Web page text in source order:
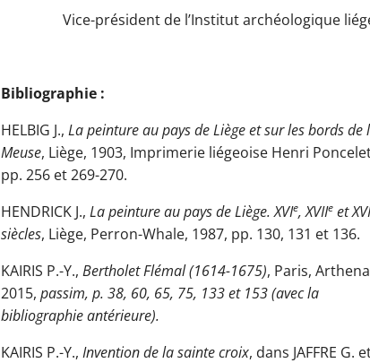
Vice-président de l’Institut archéologique
Bibliographie :
HELBIG J., La peinture au pays de Liège et sur les bords de
Meuse, Liège, 1903, Imprimerie liégeoise Henri
pp. 256 et 269-270.
HENDRICK J., La peinture au pays de Liège. XVIe, XVIIe et
siècles, Liège, Perron-Whale, 1987, pp. 130, 131 et 136.
KAIRIS P.-Y., Bertholet Flémal (1614-1675), Paris,
2015, passim, p. 38, 60, 65, 75, 133 et 153 (avec la
bibliographie antérieure).
KAIRIS P.-Y., Invention de la sainte croix, dans JAFFRE G.